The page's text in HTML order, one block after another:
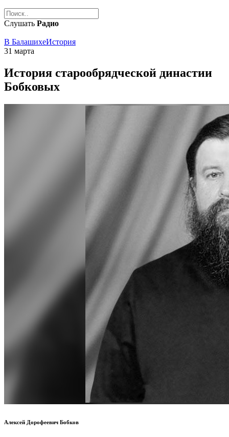
Слушать Радио
В БалашихеИстория
31 марта
История старообрядческой династии
Бобковых
Алексей Дорофеевич Бобков